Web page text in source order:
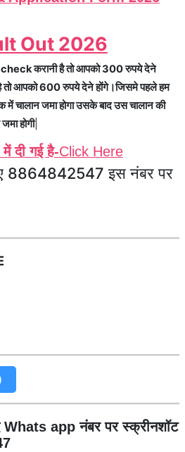
Out 2026
करानी है तो आपको 300 रुपये देने
है तो आपको 600 रुपये देने होंगे।जिसमे पहले हम
चालान जमा होगा उसके बाद उस चालान की
होगी|
में दी गई है-Click Here
8864842547 इस नंबर पर
Whats app नंबर पर स्क्रीनशॉट